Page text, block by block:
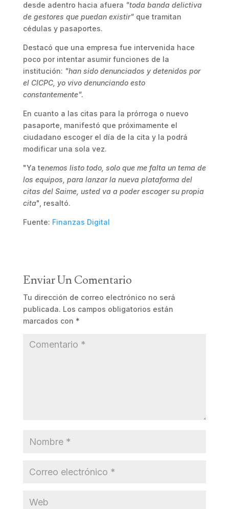
desde adentro hacia afuera "toda banda delictiva
de gestores que puedan existir"que tramitan
cédulas y pasaportes.
Destacó que una empresa fue intervenida hace
poco por intentar asumir funciones de la
institución: "han sido denunciados y detenidos por
el CICPC, yo vivo denunciando esto
constantemente".
En cuanto a las citas para la prórroga o nuevo
pasaporte, manifestó que próximamente el
ciudadano escoger el día de la cita y la podrá
modificar una sola vez.
"Ya tenemos listo todo, solo que me falta un tema de
los equipos, para lanzar la nueva plataforma del
citas del Saime, usted va a poder escoger su propia
cita", resaltó.
Fuente: Finanzas Digital
Enviar Un Comentario
Tu dirección de correo electrónico no será
publicada. Los campos obligatorios están
marcados con *